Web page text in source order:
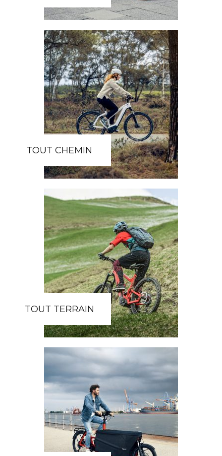
TOUT CHEMIN
TOUT TERRAIN